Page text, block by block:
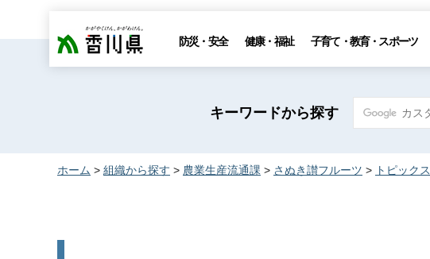
香川県 防災・安全 健康・福祉 子育て・教育・スポーツ
キーワードから探す
ホーム > 組織から探す > 農業生産流通課 > さぬき讃フルーツ > トピックス